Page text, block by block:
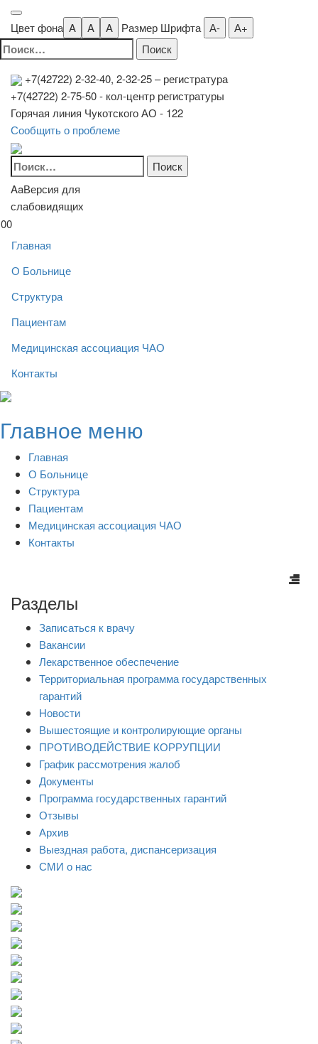
Цвет фона A A A Размер Шрифта А- А+
Найти:
+7(42722) 2-32-40, 2-32-25– регистратура
+7(42722) 2-75-50 - кол-центр регистратуры
Горячая линия Чукотского АО - 122
Сообщить о проблеме
Найти:
AaВерсия для
слабовидящих
00
Главная
О Больнице
Структура
Пациентам
Медицинская ассоциация ЧАО
Контакты
Skip
content
Главное меню
Главная
О Больнице
Структура
Пациентам
Медицинская ассоциация ЧАО
Контакты
Разделы
Записаться к врачу
Вакансии
Лекарственное обеспечение
Территориальная программа государственных
гарантий
Новости
Вышестоящие и контролирующие органы
ПРОТИВОДЕЙСТВИЕ КОРРУПЦИИ
График рассмотрения жалоб
Документы
Программа государственных гарантий
Отзывы
Архив
Выездная работа, диспансеризация
СМИ о нас